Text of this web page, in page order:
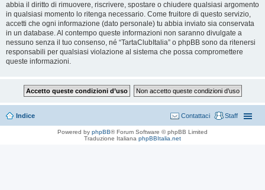
abbia il diritto di rimuovere, riscrivere, spostare o chiudere qualsiasi argomento
in qualsiasi momento lo ritenga necessario. Come fruitore di questo servizio,
accetti che ogni informazione (dato personale) tu abbia inviato sia conservata
in un database. Al contempo queste informazioni non saranno divulgate a
nessuno senza il tuo consenso, né “TartaClubItalia” o phpBB sono da ritenersi
responsabili per qualsiasi violazione al sistema che possa compromettere
queste informazioni.
Indice Staff
Contattaci
Powered by phpBB® Forum Software © phpBB Limited
Traduzione Italiana phpBBItalia.net